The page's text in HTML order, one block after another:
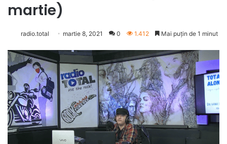
martie)
radio.total martie 8, 2021 0 1.412 Mai puțin de 1 minut